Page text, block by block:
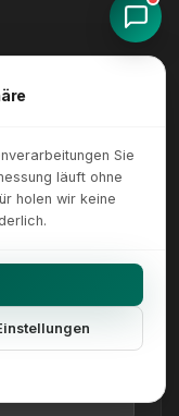
Sie
läuft ohne
holen wir keine